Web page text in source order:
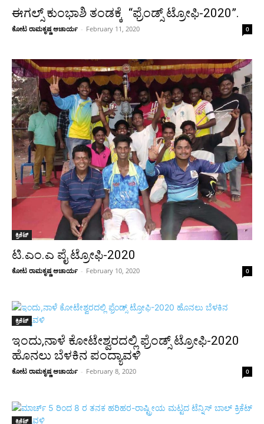
ಈಗಲ್ಸ್ ಕುಂಭಾಶಿ ತಂಡಕ್ಕೆ “ಫ್ರೆಂಡ್ಸ್ ಟ್ರೋಫಿ-2020”.
ಕೋಟ ರಾಮಕೃಷ್ಣ ಆಚಾರ್ಯ - February 11, 2020 0
ಕ್ರಿಕೆಟ್
ಟಿ.ಎಂ.ಎ ಪೈ ಟ್ರೋಫಿ-2020
ಕೋಟ ರಾಮಕೃಷ್ಣ ಆಚಾರ್ಯ - February 10, 2020 0
ಕ್ರಿಕೆಟ್
ಇಂದು,ನಾಳೆ ಕೋಟೇಶ್ವರದಲ್ಲಿ ಫ್ರೆಂಡ್ಸ್ ಟ್ರೋಫಿ-2020
ಹೊನಲು ಬೆಳಕಿನ ಪಂದ್ಯಾವಳಿ
ಕೋಟ ರಾಮಕೃಷ್ಣ ಆಚಾರ್ಯ - February 8, 2020 0
ಕ್ರಿಕೆಟ್